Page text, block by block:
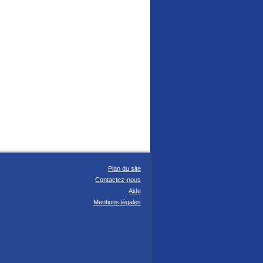
Plan du site
Contactez-nous
Aide
Mentions légales